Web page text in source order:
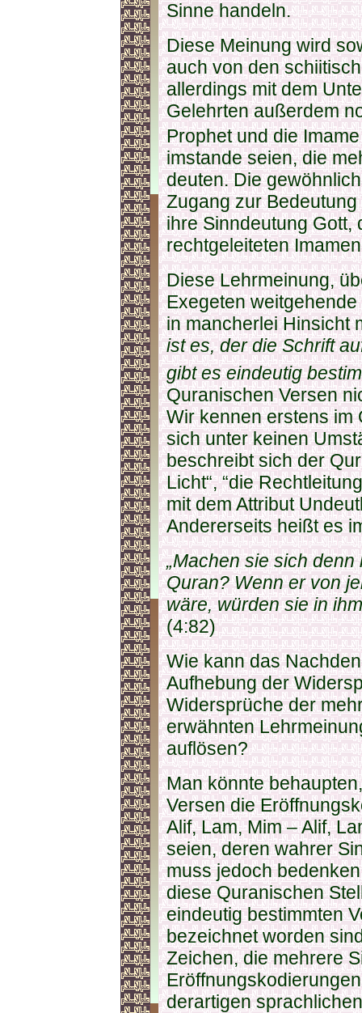
Sinne handeln.
Diese Meinung wird
auch von den
allerdings mit dem
Gelehrten außerdem
Prophet und die
imstande seien, die
deuten. Die
Zugang zur
ihre Sinndeutung Gott,
rechtgeleiteten
Diese Lehrmeinung,
Exegeten
in mancherlei Hinsicht
ist es, der die Schrift
gibt es eindeutig
Quranischen Versen
Wir kennen erstens im
sich unter keinen
beschreibt sich der
Licht“, “die
mit dem Attribut
Andererseits heißt es
„Machen sie sich
Quran? Wenn er von
wäre, würden sie in
(4:82)
Wie kann das
Aufhebung der
Widersprüche der
erwähnten
auflösen?
Man könnte
Versen die
Alif, Lam, Mim – Alif,
seien, deren wahrer
muss jedoch
diese Quranischen
eindeutig bestimmten
bezeichnet worden
Zeichen, die mehrere
derartigen